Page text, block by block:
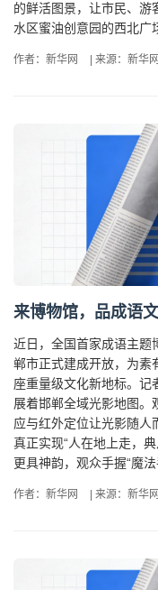
的鲜活图景，让市民、游
水区蜜油创意园的西北广
作者：新华网 来源：新华网
来博物馆，品成语
近日，全国首家成语主
郸市正式建成开放，为素
座重量级文化新地标。记
展着邯郸全域光影地图。
应与红外定位让光影随人
真正实现“人在地上走，
更具神韵，观众手握“魔法
作者：新华网 来源：新华网